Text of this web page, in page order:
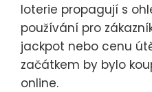
loterie propagují s
používání pro
jackpot nebo cenu
začátkem by bylo
online.